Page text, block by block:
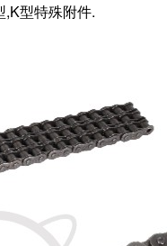
,K型特殊附件.